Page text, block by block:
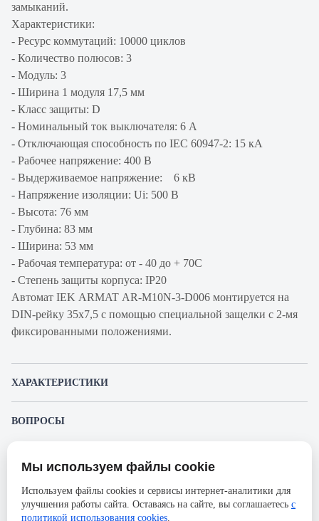
замыканий.
Характеристики:
- Ресурс коммутаций: 10000 циклов
- Количество полюсов: 3
- Модуль: 3
- Ширина 1 модуля 17,5 мм
- Класс защиты: D
- Номинальный ток выключателя: 6 А
- Отключающая способность по IEC 60947-2: 15 кА
- Рабочее напряжение: 400 В
- Выдерживаемое напряжение: 6 кВ
- Напряжение изоляции: Ui: 500 В
- Высота: 76 мм
- Глубина: 83 мм
- Ширина: 53 мм
- Рабочая температура: от - 40 до + 70С
- Степень защиты корпуса: IP20
Автомат IEK ARMAT AR-M10N-3-D006 монтируется на
DIN-рейку 35x7,5 с помощью специальной защелки с 2-мя
фиксированными положениями.
ХАРАКТЕРИСТИКИ
Производитель
Серия
ARMAT
ВОПРОСЫ
Пожалуйста, авторизуйтесь, чтобы иметь
Представленные изображения и характеристики могут отличаться от реального
без предварительного уведомления. Компания АйДистрибьют не несёт
ответственности в случае не соответствия текущей модели товаров фотографиям,
размещённым в карточке товара.
Мы используем файлы cookie
Используем файлы cookies и сервисы интернет-аналитики для
улучшения работы сайта. Оставаясь на сайте, вы соглашаетесь с
политикой использования cookies.